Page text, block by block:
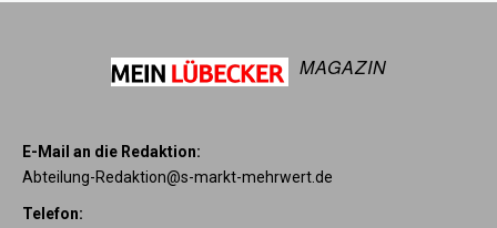
MAGAZIN
E-Mail an die Redaktion:
Abteilung-Redaktion@s-markt-mehrwert.de
Telefon: